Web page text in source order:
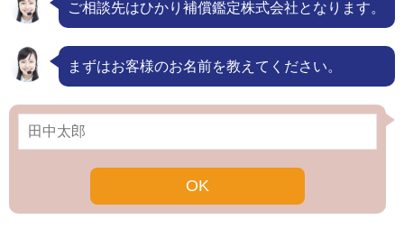
ご相談先はひかり補償鑑定株式会社となります。
まずはお客様のお名前を教えてください。
OK